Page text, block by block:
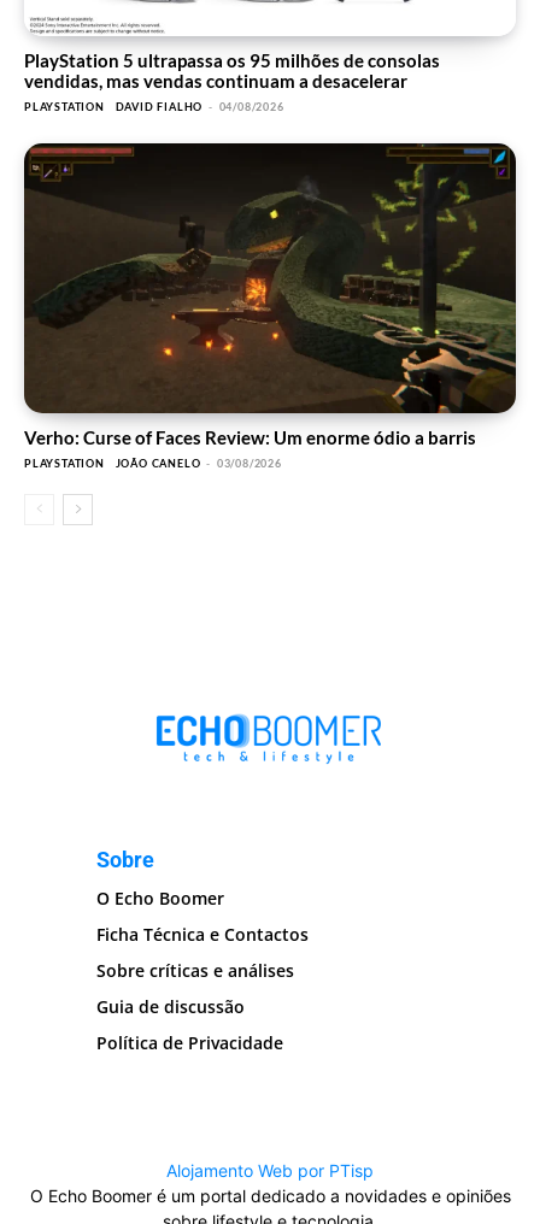
PlayStation 5 ultrapassa os 95 milhões de consolas
vendidas, mas vendas continuam a desacelerar
PLAYSTATION DAVID FIALHO - 04/08/2026
Verho: Curse of Faces Review: Um enorme ódio a barris
PLAYSTATION JOÃO CANELO - 03/08/2026
Sobre
O Echo Boomer
Ficha Técnica e Contactos
Sobre críticas e análises
Guia de discussão
Política de Privacidade
Alojamento Web por PTisp
O Echo Boomer é um portal dedicado a novidades e opiniões